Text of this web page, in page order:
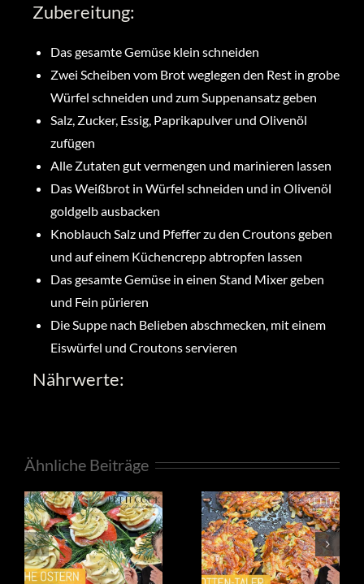
Zubereitung:
Das gesamte Gemüse klein schneiden
Zwei Scheiben vom Brot weglegen den Rest in grobe
Würfel schneiden und zum Suppenansatz geben
Salz, Zucker, Essig, Paprikapulver und Olivenöl
zufügen
Alle Zutaten gut vermengen und marinieren lassen
Das Weißbrot in Würfel schneiden und in Olivenöl
goldgelb ausbacken
Knoblauch Salz und Pfeffer zu den Croutons geben
und auf einem Küchencrepp abtropfen lassen
Das gesamte Gemüse in einen Stand Mixer geben
und Fein pürieren
Die Suppe nach Belieben abschmecken, mit einem
Eiswürfel und Croutons servieren
Nährwerte:
Ähnliche Beiträge